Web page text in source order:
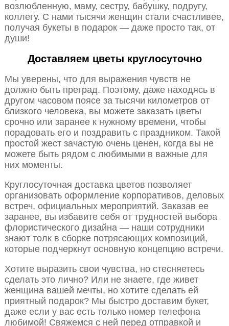
возлюбленную, маму, сестру, бабушку, подругу,
коллегу. С нами тысячи женщин стали счастливее,
получая букеты в подарок — даже просто так, от
души!
Доставляем цветы круглосуточно
Мы уверены, что для выражения чувств не
должно быть преград. Поэтому, даже находясь в
другом часовом поясе за тысячи километров от
близкого человека, вы можете заказать цветы
срочно или заранее к нужному времени, чтобы
порадовать его и поздравить с праздником. Такой
простой жест зачастую очень ценен, когда вы не
можете быть рядом с любимыми в важные для
них моменты.
Круглосуточная доставка цветов позволяет
организовать оформление корпоративов, деловых
встреч, официальных мероприятий. Заказав ее
заранее, вы избавите себя от трудностей выбора
флористического дизайна — наши сотрудники
знают толк в сборке потрясающих композиций,
которые подчеркнут основную концепцию встречи.
Хотите выразить свои чувства, но стесняетесь
сделать это лично? Или не знаете, где живет
женщина вашей мечты, но хотите сделать ей
приятный подарок? Мы быстро доставим букет,
даже если у вас есть только номер телефона
любимой! Свяжемся с ней перед отправкой и